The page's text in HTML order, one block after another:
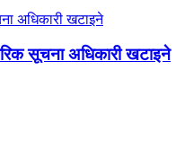
सूचना अधिकारी खटाइने